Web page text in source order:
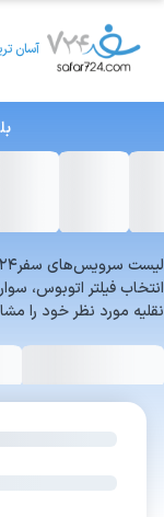
آسان
انتخاب فیلتر اتوبوس،
نقلیه مورد نظر خود را